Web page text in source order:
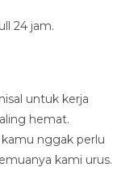
24 jam.
untuk kerja
hemat.
kamu nggak perlu
kami urus.